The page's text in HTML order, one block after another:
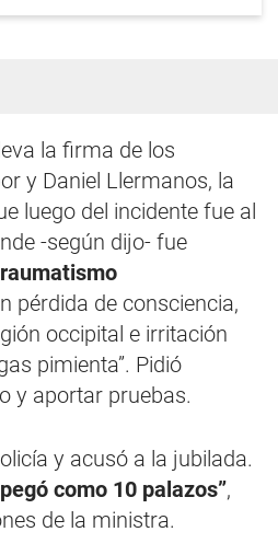
la firma de los
y Daniel Llermanos, la
luego del incidente fue al
-según dijo- fue
pérdida de consciencia,
occipital e irritación
pimienta”. Pidió
y aportar pruebas.
y acusó a la jubilada.
como 10 palazos”,
de la ministra.